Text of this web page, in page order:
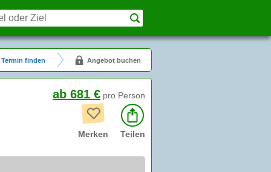
Termin finden Angebot buchen
ab 681 € pro Person
Merken Teilen